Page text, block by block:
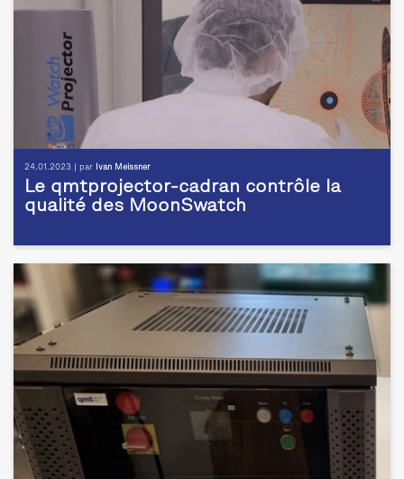
24.01.2023 | par Ivan Meissner
Le qmtprojector-cadran contrôle la
qualité des MoonSwatch